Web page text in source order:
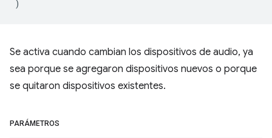
)
Se activa cuando cambian los dispositivos de audio, ya
sea porque se agregaron dispositivos nuevos o porque
se quitaron dispositivos existentes.
PARÁMETROS